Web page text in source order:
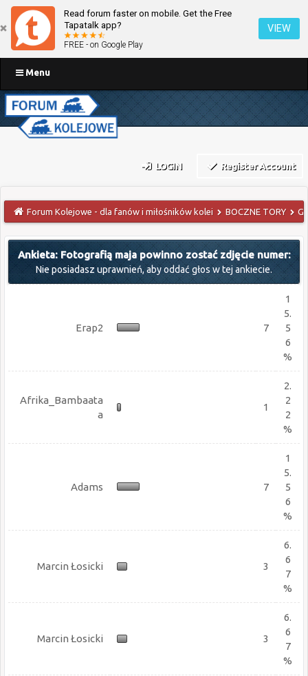
Read forum faster on mobile. Get the Free
Tapatalk app?
FREE - on Google Play
VIEW
Menu
LOGIN Register Account
Forum Kolejowe - dla fanów i miłośników kolei BOCZNE TORY
Ankieta: Fotografią maja powinno zostać zdjęcie numer:
Nie posiadasz uprawnień, aby oddać głos w tej ankiecie.
Erap2 7
1
5.
5
6
%
Afrika_Bambaata
a
1
2.
2
2
%
Adams 7
1
5.
5
6
%
Marcin Łosicki 3
6.
6
7
%
Marcin Łosicki 3
6.
6
7
%